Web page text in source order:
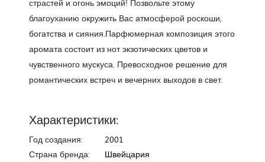
страстей и огонь эмоций! Позвольте этому
благоуханию окружить Вас атмосферой роскоши,
богатства и сияния.Парфюмерная композиция этого
аромата состоит из нот экзотических цветов и
чувственного мускуса. Превосходное решение для
романтических встреч и вечерних выходов в свет.
Характеристики:
Год создания:
2001
Страна бренда:
Швейцария